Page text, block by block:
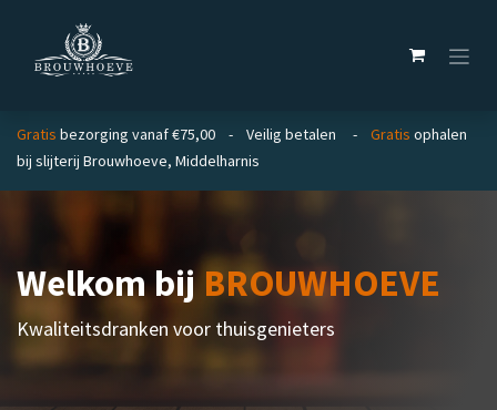
Gratis bezorging vanaf €75,00 - Veilig betalen - Gratis ophalen
bij slijterij Brouwhoeve, Middelharnis
Welkom bijBROUWHOEVE
Kwaliteitsdranken voor thuisgenieters